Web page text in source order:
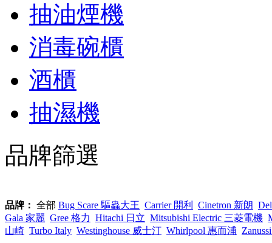
抽油煙機
消毒碗櫃
酒櫃
抽濕機
品牌篩選
品牌： 全部 Bug Scare 驅蟲大王 Carrier 開利 Cinetron 新朗
Gala 家麗 Gree 格力 Hitachi 日立 Mitsubishi Electric 三菱電機
山崎 Turbo Italy Westinghouse 威士汀 Whirlpool 惠而浦